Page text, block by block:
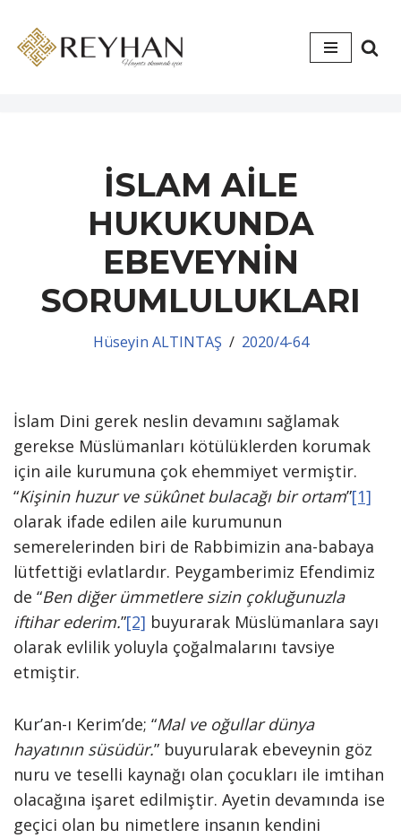
İçeriğe
İSLAM AİLE
HUKUKUNDA
EBEVEYNİN
SORUMLULUKLARI
Hüseyin ALTINTAŞ 2020/4-64
İslam Dini gerek neslin devamını sağlamak
gerekse Müslümanları kötülüklerden korumak
için aile kurumuna çok ehemmiyet vermiştir.
“Kişinin huzur ve sükûnet bulacağı bir ortam”[1]
olarak ifade edilen aile kurumunun
semerelerinden biri de Rabbimizin ana-babaya
lütfettiği evlatlardır. Peygamberimiz Efendimiz
de “Ben diğer ümmetlere sizin çokluğunuzla
iftihar ederim.”[2] buyurarak Müslümanlara sayı
olarak evlilik yoluyla çoğalmalarını tavsiye
etmiştir.
Kur’an-ı Kerim’de; “Mal ve oğullar dünya
hayatının süsüdür.” buyurularak ebeveynin göz
nuru ve teselli kaynağı olan çocukları ile imtihan
olacağına işaret edilmiştir. Ayetin devamında ise
geçici olan bu nimetlere insanın kendini